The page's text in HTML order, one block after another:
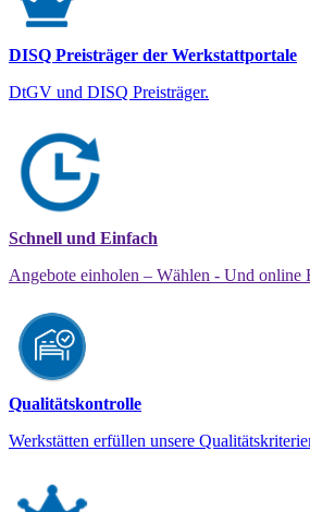
DISQ Preisträger der Werkstattportale
DtGV und DISQ Preisträger.
Schnell und Einfach
Angebote einholen – Wählen - Und online
Qualitätskontrolle
Werkstätten erfüllen unsere